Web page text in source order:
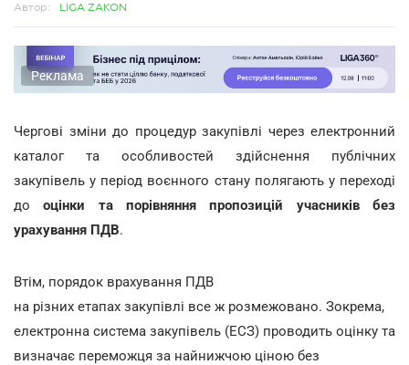
Автор: LIGA ZAKON
Реклама
Чергові зміни до процедур закупівлі через електронний
каталог та особливостей здійснення публічних
закупівель у період воєнного стану полягають у переході
дооцінки та порівняння пропозицій учасників без
урахування ПДВ.
Втім, порядок врахування ПДВ
на різних етапах закупівлі все ж розмежовано. Зокрема,
електронна система закупівель (ЕСЗ) проводить оцінку та
визначає переможця за найнижчою ціною без